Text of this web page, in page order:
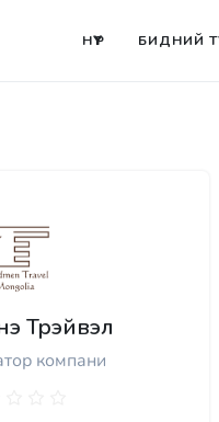
НҮҮР БИДНИЙ
Трэйвэл
компани